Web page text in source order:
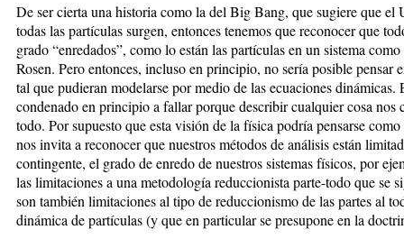
De ser cierta una historia como la del Big Bang, que sugiere que el
todas las partículas surgen, entonces tenemos que reconocer que
grado “enredados”, como lo están las partículas en un sistema
Rosen. Pero entonces, incluso en principio, no sería posible pensar
tal que pudieran modelarse por medio de las ecuaciones dinámicas.
condenado en principio a fallar porque describir cualquier cosa nos
todo. Por supuesto que esta visión de la física podría pensarse
nos invita a reconocer que nuestros métodos de análisis están
contingente, el grado de enredo de nuestros sistemas físicos, por
las limitaciones a una metodología reduccionista parte-todo que se
son también limitaciones al tipo de reduccionismo de las partes al
dinámica de partículas (y que en particular se presupone en la